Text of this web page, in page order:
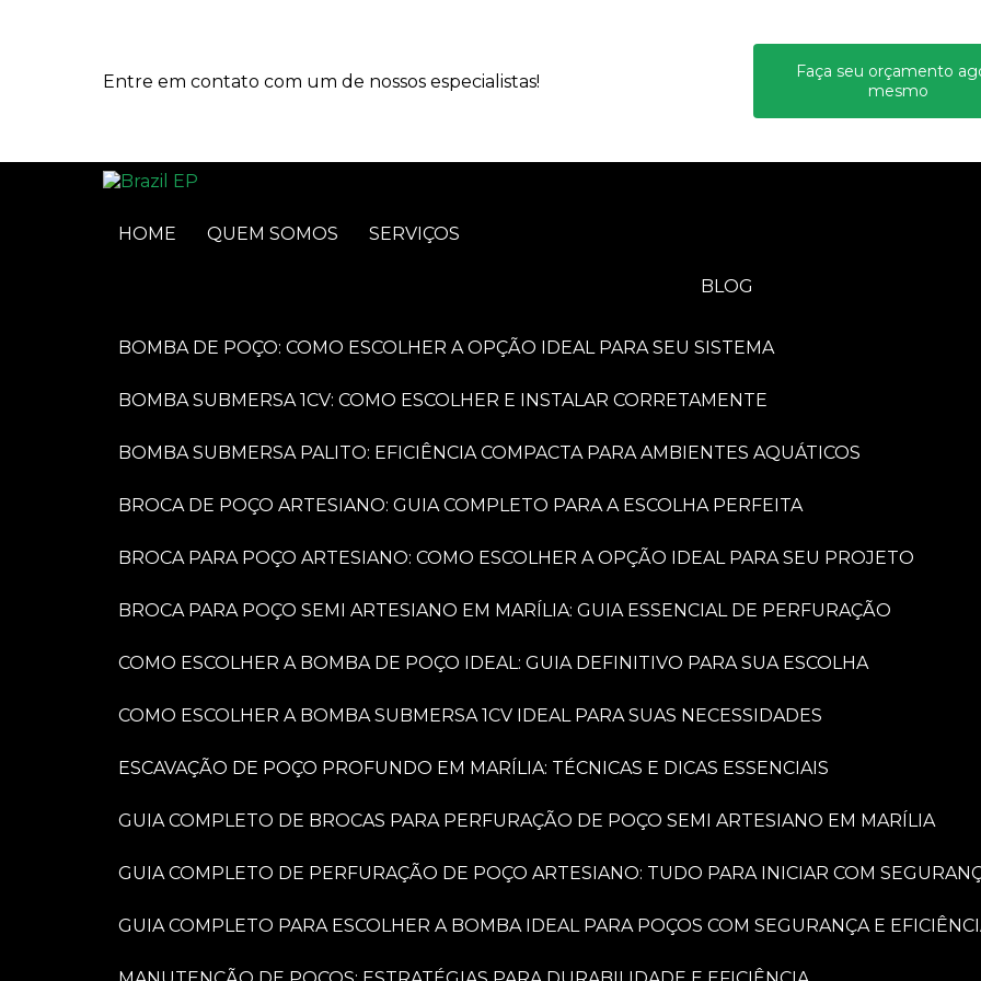
Entre em contato com um de nossos especialistas!
Faça seu orçamento
mesmo
HOME QUEM SOMOS SERVIÇOS
BLOG
BOMBA DE POÇO: COMO ESCOLHER A OPÇÃO IDEAL PARA SEU SISTEMA
BOMBA SUBMERSA 1CV: COMO ESCOLHER E INSTALAR CORRETAMENTE
BOMBA SUBMERSA PALITO: EFICIÊNCIA COMPACTA PARA AMBIENTES AQUÁTICOS
BROCA DE POÇO ARTESIANO: GUIA COMPLETO PARA A ESCOLHA PERFEITA
BROCA PARA POÇO ARTESIANO: COMO ESCOLHER A OPÇÃO IDEAL PARA SEU PROJETO
BROCA PARA POÇO SEMI ARTESIANO EM MARÍLIA: GUIA ESSENCIAL DE PERFURAÇÃO
COMO ESCOLHER A BOMBA DE POÇO IDEAL: GUIA DEFINITIVO PARA SUA ESCOLHA
COMO ESCOLHER A BOMBA SUBMERSA 1CV IDEAL PARA SUAS NECESSIDADES
ESCAVAÇÃO DE POÇO PROFUNDO EM MARÍLIA: TÉCNICAS E DICAS ESSENCIAIS
GUIA COMPLETO DE BROCAS PARA PERFURAÇÃO DE POÇO SEMI ARTESIANO EM MARÍLIA
GUIA COMPLETO DE PERFURAÇÃO DE POÇO ARTESIANO: TUDO PARA INICIAR COM
GUIA COMPLETO PARA ESCOLHER A BOMBA IDEAL PARA POÇOS COM SEGURANÇA E